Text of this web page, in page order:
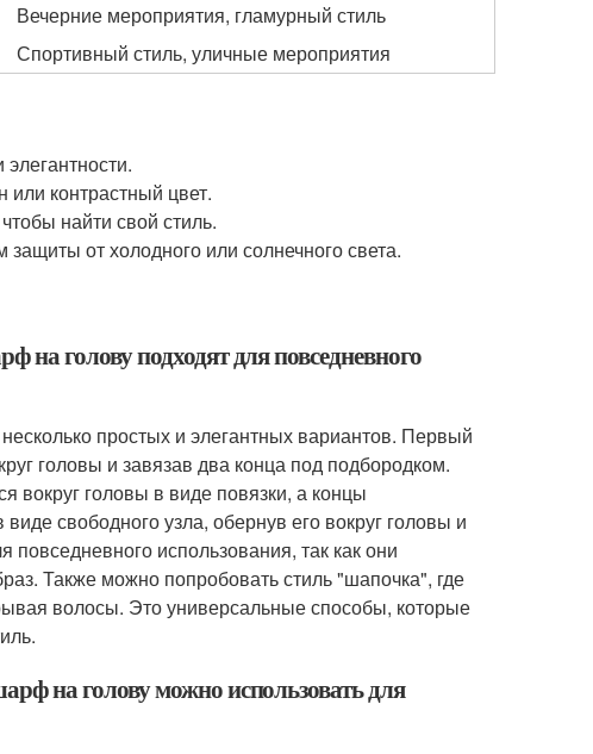
Вечерние мероприятия, гламурный стиль
Спортивный стиль, уличные мероприятия
контрастный цвет.
найти свой стиль.
от холодного или солнечного света.
на голову подходят для повседневного
простых и элегантных вариантов. Первый
головы и завязав два конца под подбородком.
вокруг головы в виде повязки, а концы
свободного узла, обернув его вокруг головы и
использования, так как они
Также можно попробовать стиль "шапочка", где
волосы. Это универсальные способы, которые
на голову можно использовать для